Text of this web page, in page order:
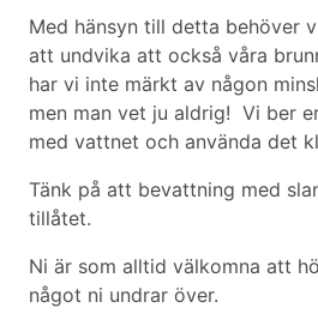
Med hänsyn till detta behöver
att undvika att också våra
har vi inte märkt av någon
men man vet ju aldrig! Vi ber
med vattnet och använda det
Tänk på att bevattning med
tillåtet.
Ni är som alltid välkomna att
något ni undrar över.